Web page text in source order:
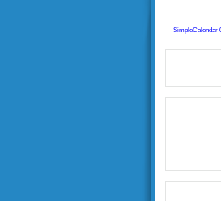
SimpleCalendar